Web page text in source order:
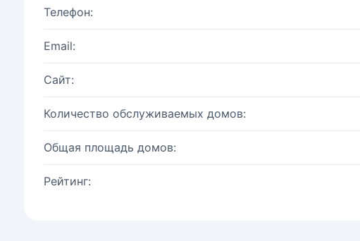
Телефон:
Email:
Сайт:
Количество обслуживаемых домов:
Общая площадь домов:
Рейтинг: